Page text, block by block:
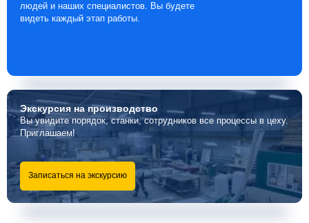
людей и наших специалистов. Вы будете
видеть каждый этап работы.
Экскурсияна производство
Вы увидите порядок, станки, сотрудников все процессы в цеху.
Приглашаем!
Записаться на экскурсию